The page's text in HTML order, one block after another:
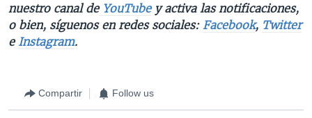
nuestro canal deYouTubey activa las notificaciones,
o bien, síguenos en redes sociales: Facebook, Twitter
e Instagram.
Compartir Follow us